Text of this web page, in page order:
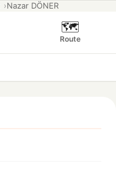
Nazar DÖNER
🗺️
Route